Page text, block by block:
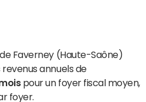
Faverney (Haute-Saône)
annuels de
pour un foyer fiscal moyen,
foyer.